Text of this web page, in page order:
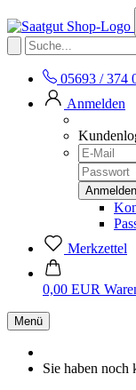
05693 / 374
Anmelden
Merkzettel
0,00 EUR
Menü
Sie haben